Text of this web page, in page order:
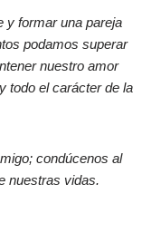
y formar una pareja
podamos superar
nuestro amor
todo el carácter de la
condúcenos al
nuestras vidas.